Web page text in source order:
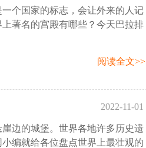
16:47:19
个国家的标志，会让外来的人记
著名的宫殿有哪些？今天巴拉排
阅读全文>>
2022-11-01
14:22:40
边的城堡。世界各地许多历史遗
编就给各位盘点世界上最壮观的